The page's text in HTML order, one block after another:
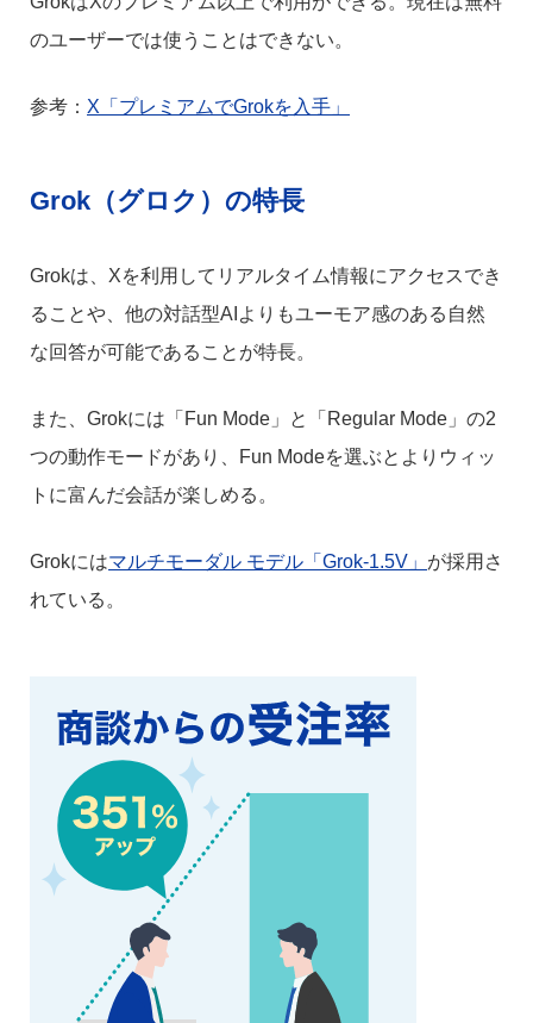
のユーザーでは使うことはできない。
参考： X「プレミアムでGrokを入手」
Grok（グロク）の特長
Grokは、Xを利用してリアルタイム情報にアクセスでき
ることや、他の対話型AIよりもユーモア感のある自然
な回答が可能であることが特長。
また、Grokには「Fun Mode」と「Regular Mode」の2
つの動作モードがあり、Fun Modeを選ぶとよりウィッ
トに富んだ会話が楽しめる。
Grokにはマルチモーダル モデル「Grok-1.5V」 が採用さ
れている。